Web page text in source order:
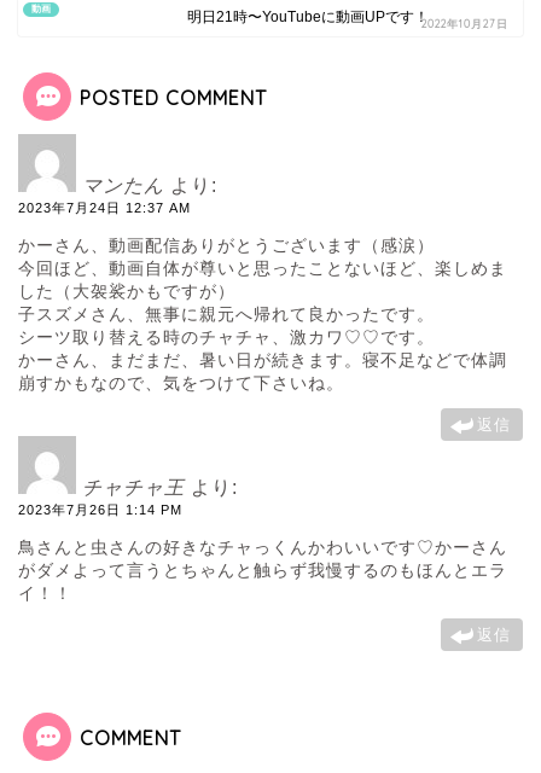
動画 明日21時〜YouTubeに動画UPです！2022年10月27日
POSTED COMMENT
マンたん より:
2023年7月24日 12:37 AM
かーさん、動画配信ありがとうございます（感涙）
今回ほど、動画自体が尊いと思ったことないほど、楽しめま
した（大袈裟かもですが）
子スズメさん、無事に親元へ帰れて良かったです。
シーツ取り替える時のチャチャ、激カワ♡♡です。
かーさん、まだまだ、暑い日が続きます。寝不足などで体調
崩すかもなので、気をつけて下さいね。
返信
チャチャ王 より:
2023年7月26日 1:14 PM
鳥さんと虫さんの好きなチャっくんかわいいです♡かーさん
がダメよって言うとちゃんと触らず我慢するのもほんとエラ
イ！！
返信
COMMENT